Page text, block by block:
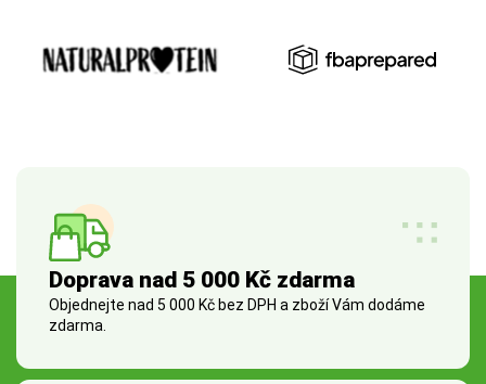
Doprava nad 5 000 Kč zdarma
Objednejte nad 5 000 Kč bez DPH a zboží Vám dodáme
zdarma.